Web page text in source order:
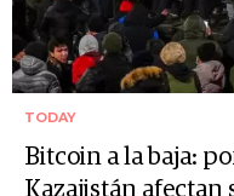
TODAY
Bitcoin a la baja:
Kazajistán afectan